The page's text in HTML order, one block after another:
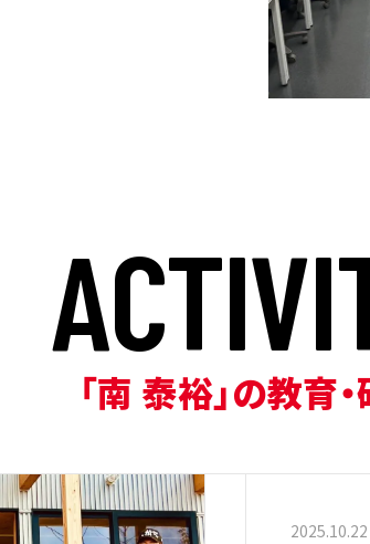
ACTIVI
「南 泰裕」の教育
2025.10.22